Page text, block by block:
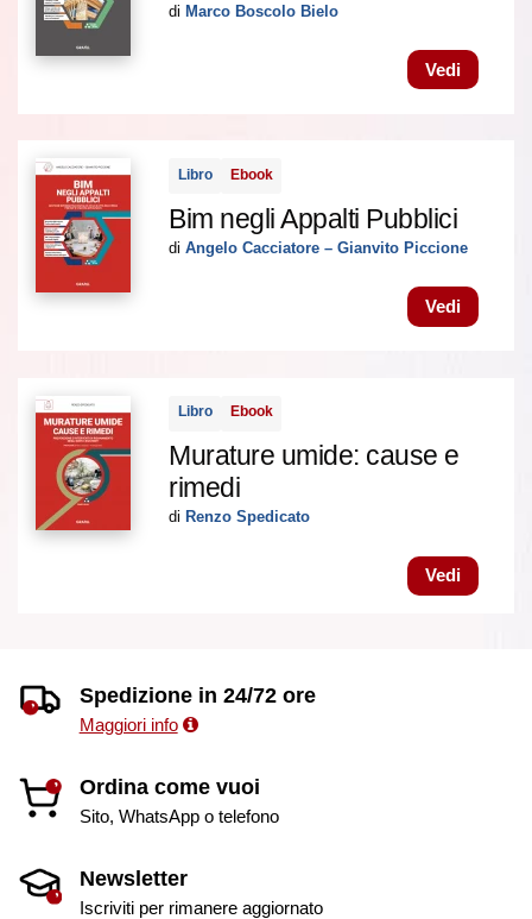
di Marco Boscolo Bielo
Vedi
Libro Ebook
Bim negli Appalti Pubblici
di Angelo Cacciatore – Gianvito Piccione
Vedi
Libro Ebook
Murature umide: cause e
rimedi
di Renzo Spedicato
Vedi
Spedizione in 24/72 ore
Maggiori info
Ordina come vuoi
Sito, WhatsApp o telefono
Newsletter
Iscriviti per rimanere aggiornato